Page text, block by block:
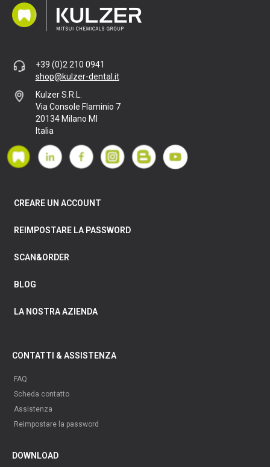
+39 (0)2 210 0941
shop@kulzer-dental.it
Kulzer S.R.L.
Via Console Flaminio 7
20134 Milano MI
Italia
CREARE UN ACCOUNT
REIMPOSTARE LA PASSWORD
SCAN&ORDER
BLOG
LA NOSTRA AZIENDA
CONTATTI & ASSISTENZA
FAQ
Scheda contatto
Assistenza
Reimpostare la password
DOWNLOAD